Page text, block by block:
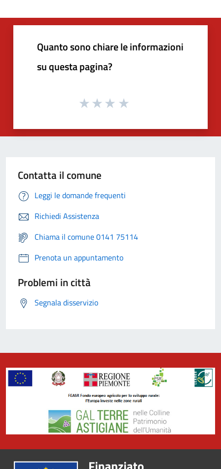
Quanto sono chiare le informazioni
su questa pagina?
Contatta il comune
Leggi le domande frequenti
Richiedi Assistenza
Chiama il comune 0141 75114
Prenota un appuntamento
Problemi in città
Segnala disservizio